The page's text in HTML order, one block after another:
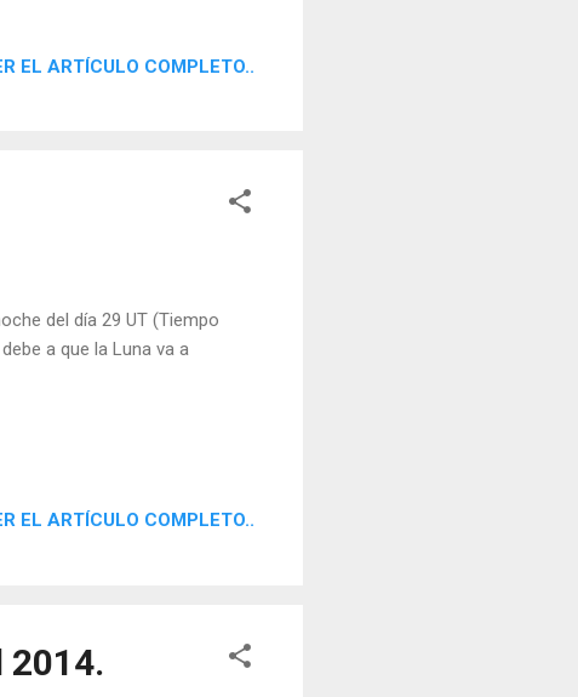
EL ARTÍCULO COMPLETO..
del día 29 UT (Tiempo
a que la Luna va a
EL ARTÍCULO COMPLETO..
2014.